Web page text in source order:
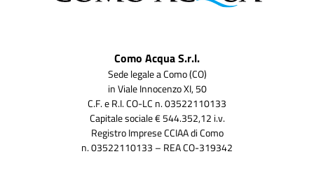
Como Acqua S.r.l.
Sede legale a Como (CO)
in Viale Innocenzo XI, 50
C.F. e R.I. CO-LC n. 03522110133
Capitale sociale € 544.352,12 i.v.
Registro Imprese CCIAA di Como
n. 03522110133 – REA CO-319342